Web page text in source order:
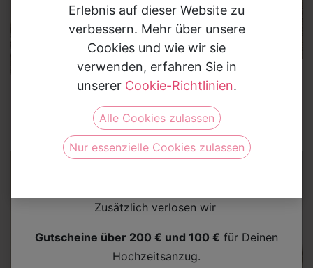
Gewinne Deinen Hochzeitsanzug
Nimm jetzt am Gewinnspiel teil und sichere Dir die
Chance auf einenBräutigam-Anzug im Wert von
Zusätzlich verlosen wir
Gutscheine über 200 € und 100 € für Deinen
Hochzeitsanzug.
Brautkleider
Brautkleid 72031
Brautkleider
Brautkleid
72030
Erlebnis auf dieser Website zu
verbessern. Mehr über unsere
Cookies und wie wir sie
verwenden, erfahren Sie in
unserer Cookie-Richtlinien.
Alle Cookies zulassen
Nur essenzielle Cookies zulassen